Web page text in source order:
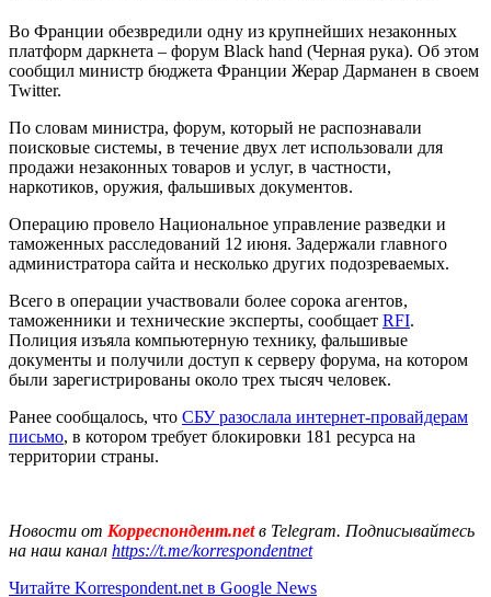
Во Франции обезвредили одну из крупнейших незаконных
платформ даркнета – форум Black hand (Черная рука). Об этом
сообщил министр бюджета Франции Жерар Дарманен в своем
Twitter.
По словам министра, форум, который не распознавали
поисковые системы, в течение двух лет использовали для
продажи незаконных товаров и услуг, в частности,
наркотиков, оружия, фальшивых документов.
Операцию провело Национальное управление разведки и
таможенных расследований 12 июня. Задержали главного
администратора сайта и несколько других подозреваемых.
Всего в операции участвовали более сорока агентов,
таможенники и технические эксперты, сообщает RFI.
Полиция изъяла компьютерную технику, фальшивые
документы и получили доступ к серверу форума, на котором
были зарегистрированы около трех тысяч человек.
Ранее сообщалось, что СБУ разослала интернет-провайдерам
письмо, в котором требует блокировки 181 ресурса на
территории страны.
Новости от Корреспондент.netв Telegram. Подписывайтесь
на наш канал https://t.me/korrespondentnet
Читайте Korrespondent.net в Google News